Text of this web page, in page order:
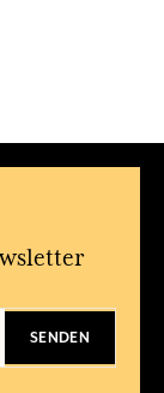
SENDEN